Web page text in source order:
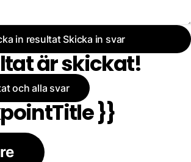
in resultat Skicka in svar
är skickat!
och alla svar
}}